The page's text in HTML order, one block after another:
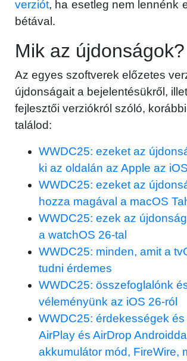
verziót, ha esetleg nem lennénk
bétával.
Mik az újdonságok?
Az egyes szoftverek előzetes
újdonságait a bejelentésükről,
fejlesztői verziókról szóló,
találod:
WWDC25: ezeket az
ki az oldalán az Apple az
WWDC25: ezeket az
hozza magával a macOS
WWDC25: ezek az
a watchOS 26-tal
WWDC25: minden, amit a
tudni érdemes
WWDC25: összefoglalónk
véleményünk az iOS 26-ról
WWDC25: érdekességek
AirPlay és AirDrop
akkumulátor mód, FireWire,